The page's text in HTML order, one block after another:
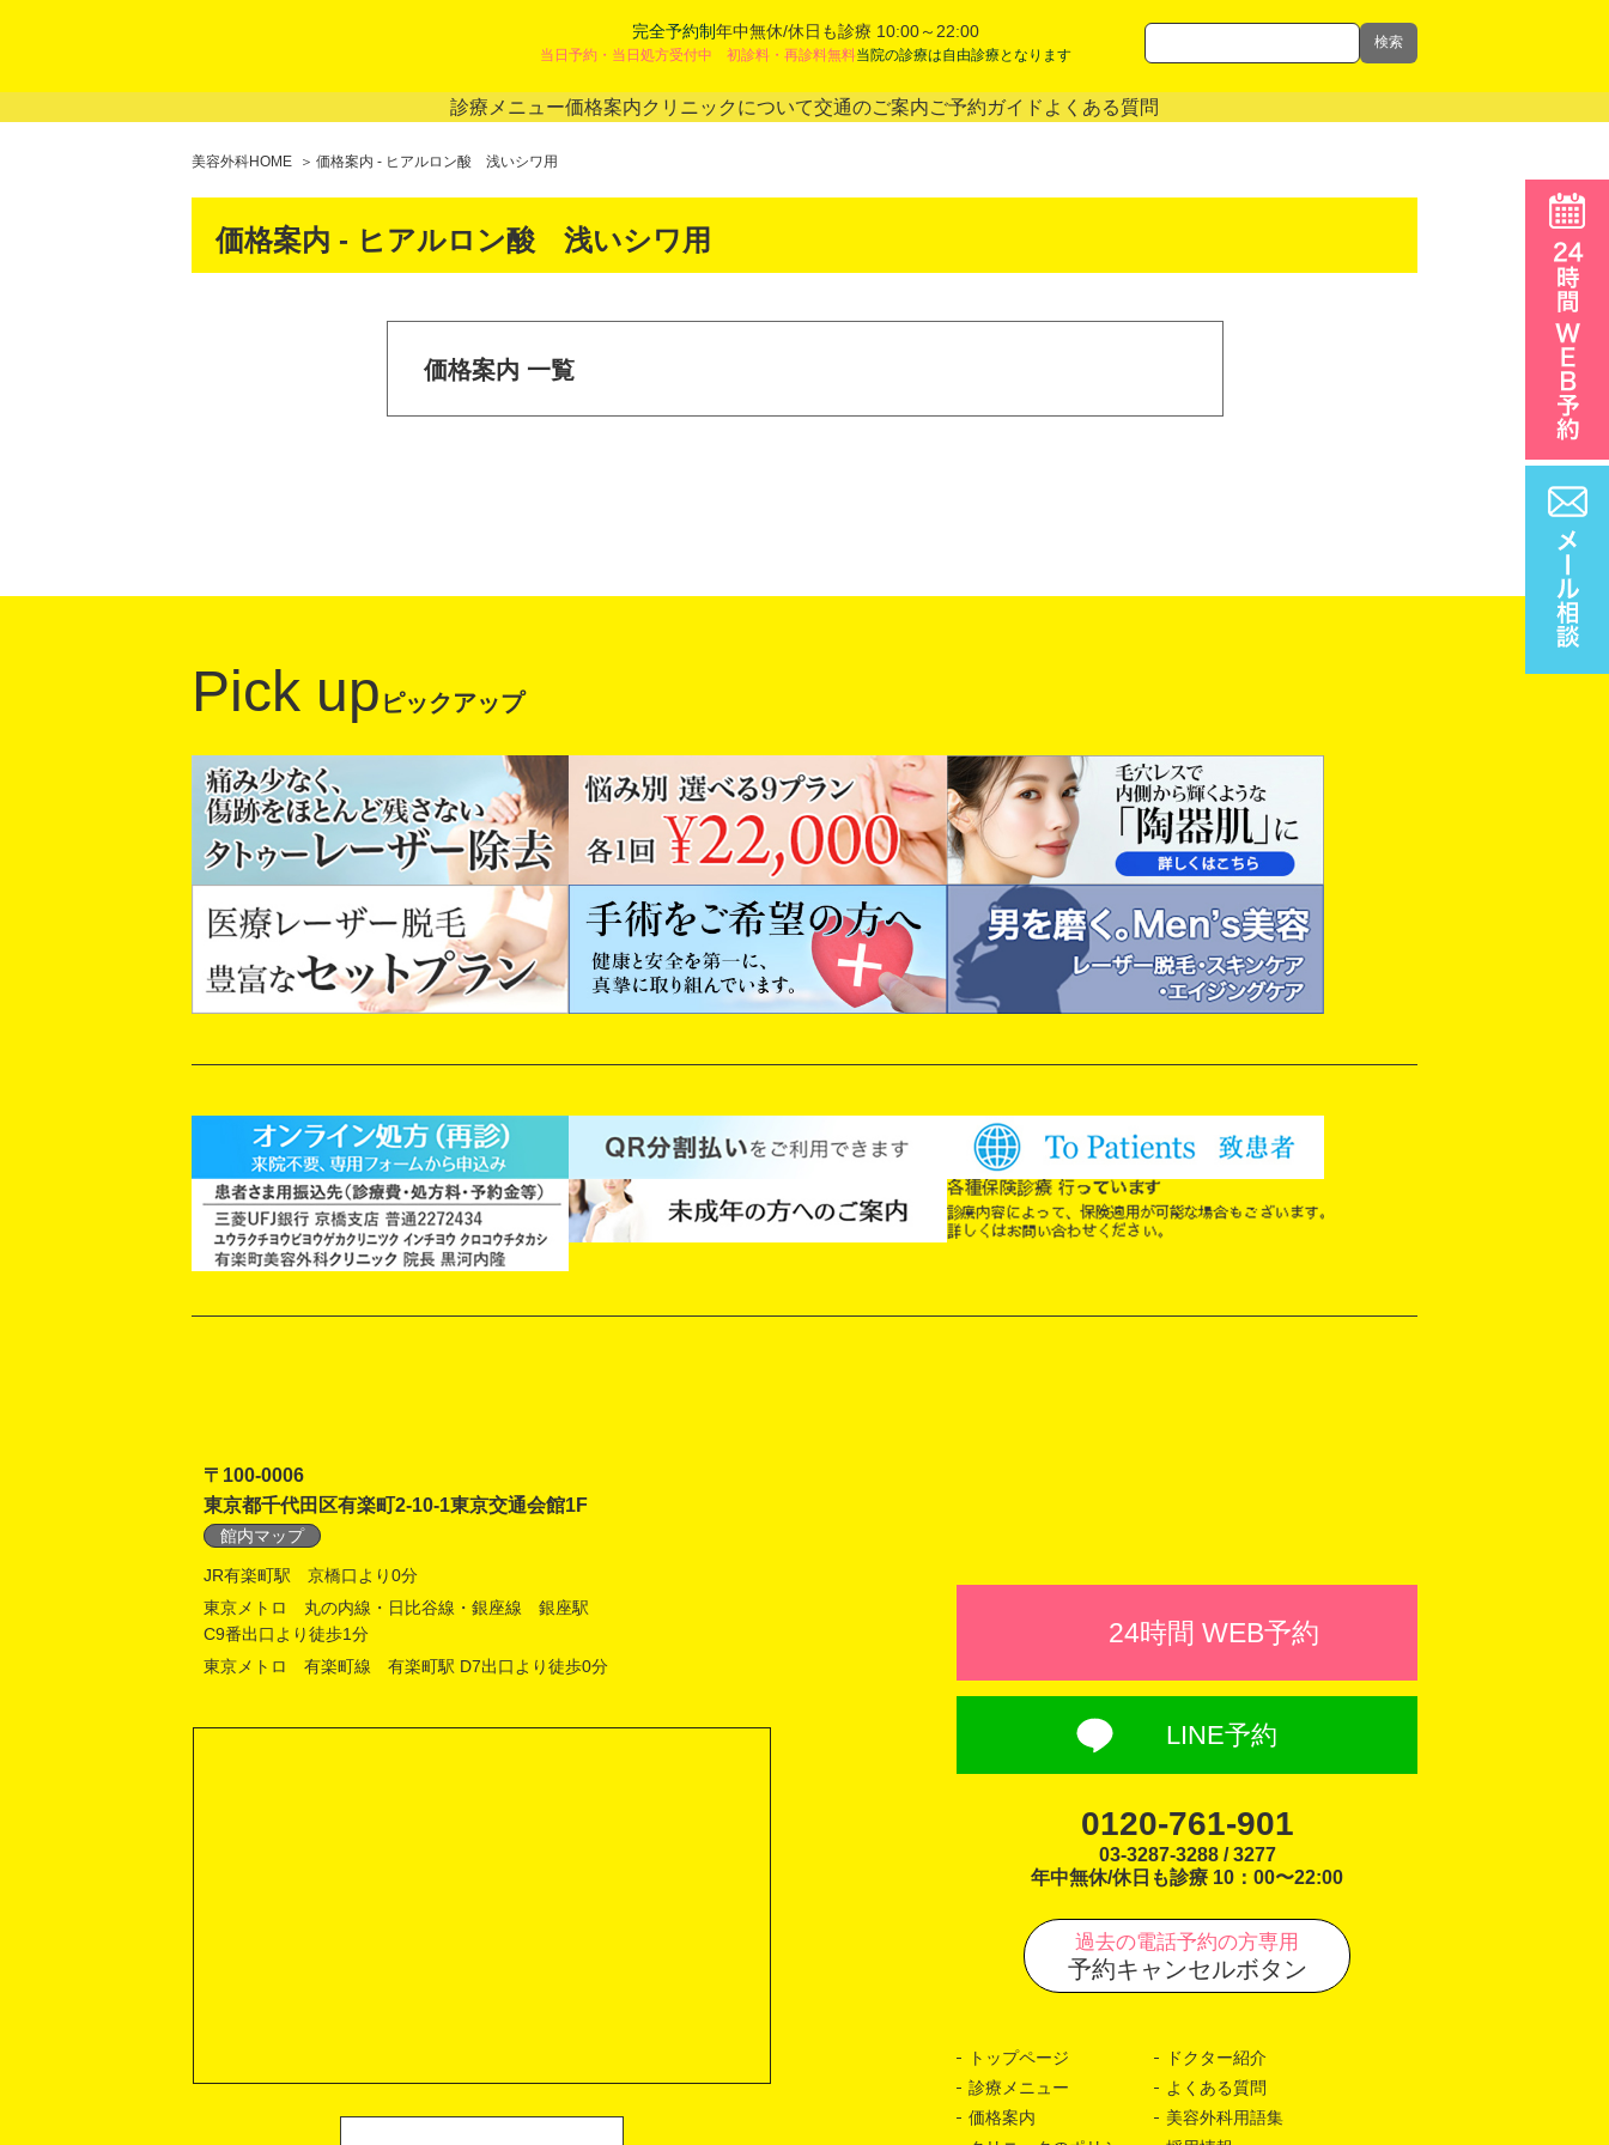
完全予約制年中無休/休日も診療 10:00～22:00
当日予約・当日処方受付中 初診料・再診料無料当院の診療は自由診療となります
検索
診療メニュー価格案内クリニックについて交通のご案内ご予約ガイド よくある質問
美容外科HOME 価格案内 - ヒアルロン酸 浅いシワ用
価格案内 - ヒアルロン酸 浅いシワ用
価格案内 一覧
Pick up ピックアップ
〒100-0006
東京都千代田区有楽町2-10-1東京交通会館1F
館内マップ
JR有楽町駅 京橋口より0分
東京メトロ 丸の内線・日比谷線・銀座線 銀座駅
C9番出口より徒歩1分
東京メトロ 有楽町線 有楽町駅 D7出口より徒歩0分
24時間 WEB予約
LINE予約
0120-761-901
03-3287-3288 / 3277
年中無休/休日も診療 10：00〜22:00
過去の電話予約の方専用
予約キャンセルボタン
トップページ
ドクター紹介
診療メニュー
よくある質問
価格案内
美容外科用語集